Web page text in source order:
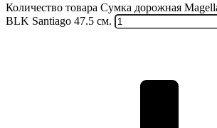
Количество товара Сумка дорожная
BLK Santiago 47.5 см.